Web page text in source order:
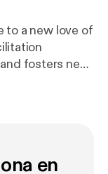
to a new love of
fosters new
one
en